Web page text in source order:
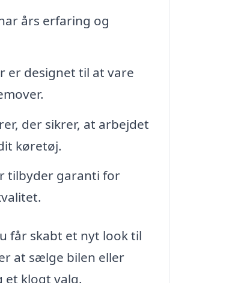
års erfaring og
er designet til at vare
der sikrer, at arbejdet
køretøj.
tilbyder garanti for
får skabt et nyt look til
at sælge bilen eller
et klogt valg.